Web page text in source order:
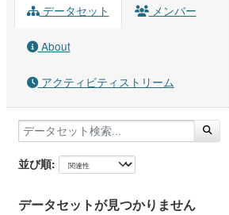
データセット メンバー
About
アクティビティストリーム
並び順
データセットが見つかりません